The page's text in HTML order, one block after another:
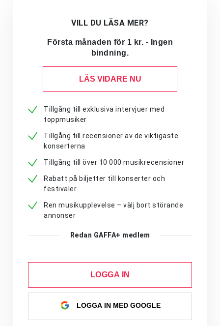
VILL DU LÄSA MER?
Första månaden för 1 kr. - Ingen
bindning.
LÄS VIDARE NU
Tillgång till exklusiva intervjuer med
toppmusiker
Tillgång till recensioner av de viktigaste
konserterna
Tillgång till över 10 000 musikrecensioner
Rabatt på biljetter till konserter och
festivaler
Ren musikupplevelse – välj bort störande
annonser
Redan GAFFA+ medlem
LOGGA IN
LOGGA IN MED GOOGLE